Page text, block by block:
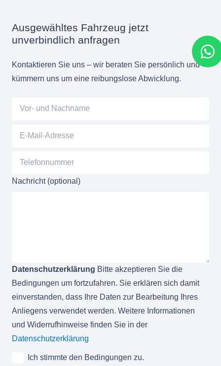
Ausgewähltes Fahrzeug jetzt
unverbindlich anfragen
Kontaktieren Sie uns – wir beraten Sie persönlich und
kümmern uns um eine reibungslose Abwicklung.
Nachricht (optional)
Datenschutzerklärung Bitte akzeptieren Sie die
Bedingungen um fortzufahren. Sie erklären sich damit
einverstanden, dass Ihre Daten zur Bearbeitung Ihres
Anliegens verwendet werden. Weitere Informationen
und Widerrufhinweise finden Sie in der
Datenschutzerklärung
Ich stimmte den Bedingungen zu.